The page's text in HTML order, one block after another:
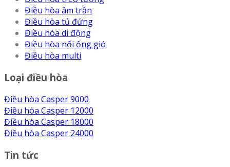
Điều hòa âm trần
Điều hòa tủ đứng
Điều hòa di động
Điều hòa nối ống gió
Điều hòa multi
Loại điều hòa
Điều hòa Casper 9000
Điều hòa Casper 12000
Điều hòa Casper 18000
Điều hòa Casper 24000
Tin tức